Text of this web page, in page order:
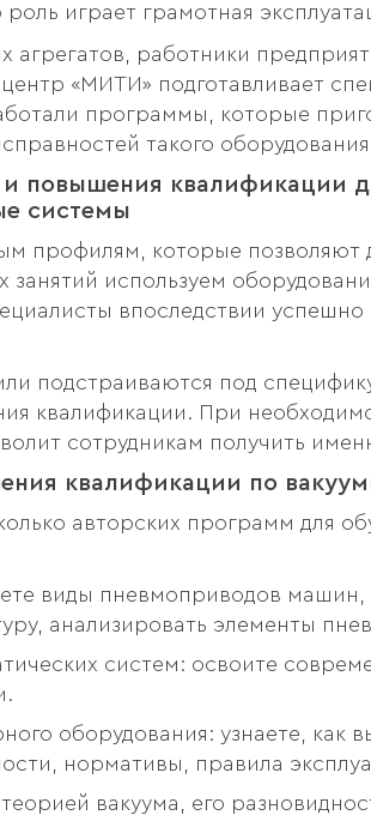
играет грамотная
агрегатов, работники
«МИТИ» подготавливает
программы, которые
такого
повышения квалификации
системы
профилям, которые позволяют
занятий используем
впоследствии
подстраиваются под
квалификации. При
сотрудникам получить
квалификации по
авторских программ для
виды пневмоприводов машин,
анализировать элементы
систем: освоите
оборудования: узнаете, как
нормативы, правила
вакуума, его